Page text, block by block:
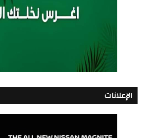
الإعلانات